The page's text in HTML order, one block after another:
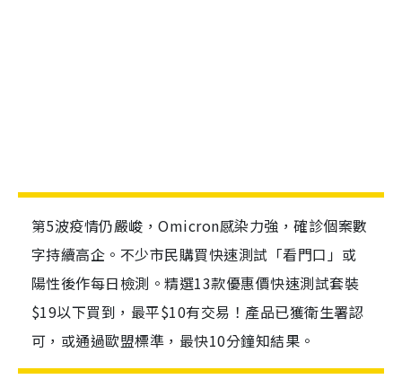
第5波疫情仍嚴峻，Omicron感染力強，確診個案數
字持續高企。不少市民購買快速測試「看門口」或
陽性後作每日檢測。精選13款優惠價快速測試套裝
$19以下買到，最平$10有交易！產品已獲衛生署認
可，或通過歐盟標準，最快10分鐘知結果。